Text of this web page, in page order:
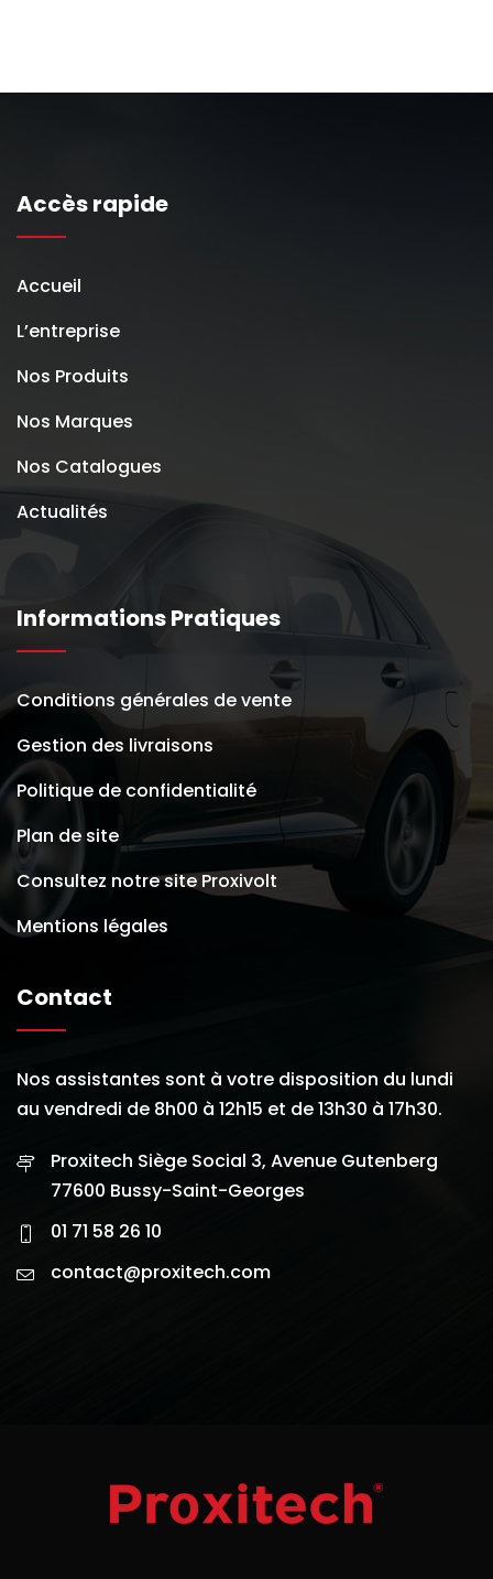
Accès rapide
Accueil
L’entreprise
Nos Produits
Nos Marques
Nos Catalogues
Actualités
Informations Pratiques
Conditions générales de vente
Gestion des livraisons
Politique de confidentialité
Plan de site
Consultez notre site Proxivolt
Mentions légales
Contact
Nos assistantes sont à votre disposition du lundi
au vendredi de 8h00 à 12h15 et de 13h30 à 17h30.
Proxitech Siège Social 3, Avenue Gutenberg
77600 Bussy-Saint-Georges
01 71 58 26 10
contact@proxitech.com